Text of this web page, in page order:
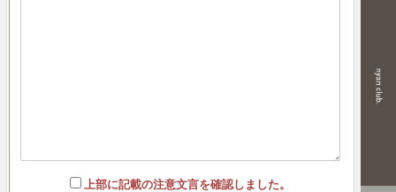
上部に記載の注意文言を確認しました。